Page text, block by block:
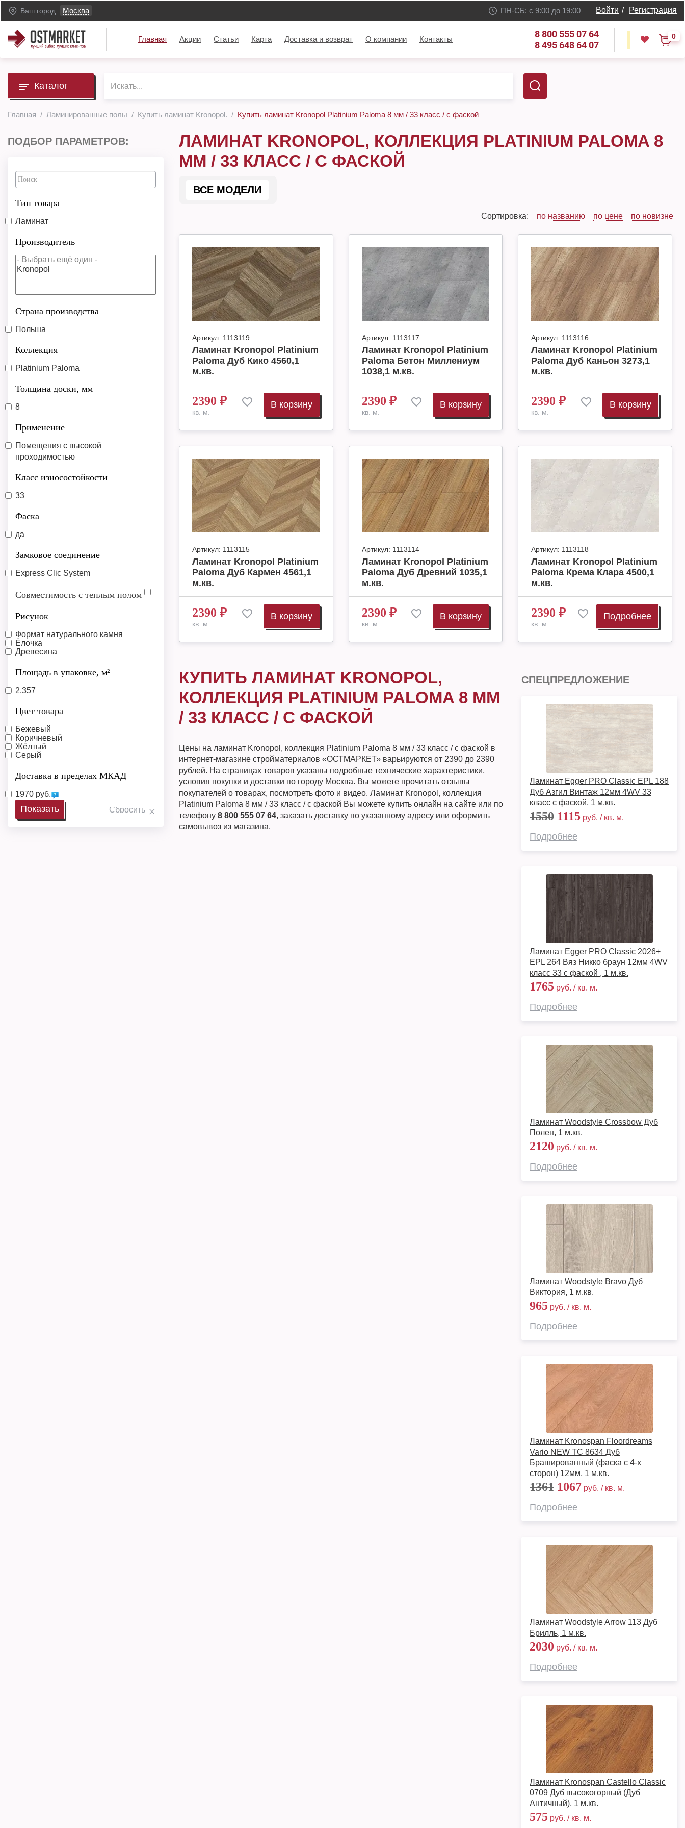
Ваш город: Москва ПН-СБ: с 9:00 до 19:00 Войти / Регистрация
Главная Акции Статьи Карта Доставка и возврат О компании Контакты
8 800 555 07 64
8 495 648 64 07
0
Каталог
Главная Ламинированные полы Купить ламинат Kronopol. Купить ламинат Kronopol Platinium Paloma 8 мм / 33 класс / с фаской
ПОДБОР ПАРАМЕТРОВ:
Тип товара
Ламинат
Производитель
Страна производства
Польша
Коллекция
Platinium Paloma
Толщина доски, мм
8
Применение
Помещения с высокой
проходимостью
Класс износостойкости
33
Фаска
да
Замковое соединение
Express Clic System
Совместимость с теплым полом
Рисунок
Формат натурального камня
Ёлочка
Древесина
Площадь в упаковке, м²
2,357
Цвет товара
Бежевый
Коричневый
Жёлтый
Серый
Доставка в пределах МКАД
1970 руб.
ЛАМИНАТ KRONOPOL, КОЛЛЕКЦИЯ PLATINIUM PALOMA 8
ММ / 33 КЛАСС / С ФАСКОЙ
ВСЕ МОДЕЛИ
Сортировка: по названию по цене по новизне
Артикул: 1113119
Ламинат Kronopol Platinium
Paloma Дуб Кико 4560,1
м.кв.
2390 ₽
кв. м.
В корзину
Артикул: 1113117
Ламинат Kronopol Platinium
Paloma Бетон Миллениум
1038,1 м.кв.
2390 ₽
кв. м.
В корзину
Артикул: 1113116
Ламинат Kronopol Platinium
Paloma Дуб Каньон 3273,1
м.кв.
2390 ₽
кв. м.
В корзину
Артикул: 1113115
Ламинат Kronopol Platinium
Paloma Дуб Кармен 4561,1
м.кв.
2390 ₽
кв. м.
В корзину
Артикул: 1113114
Ламинат Kronopol Platinium
Paloma Дуб Древний 1035,1
м.кв.
2390 ₽
кв. м.
В корзину
Артикул: 1113118
Ламинат Kronopol Platinium
Paloma Крема Клара 4500,1
м.кв.
2390 ₽
кв. м.
Подробнее
КУПИТЬ ЛАМИНАТ KRONOPOL,
КОЛЛЕКЦИЯ PLATINIUM PALOMA 8 ММ
/ 33 КЛАСС / С ФАСКОЙ
Цены на ламинат Kronopol, коллекция Platinium Paloma 8 мм / 33 класс / с фаской в
интернет-магазине стройматериалов «ОСТМАРКЕТ» варьируются от 2390 до 2390
рублей. На страницах товаров указаны подробные технические характеристики,
условия покупки и доставки по городу Москва. Вы можете прочитать отзывы
покупателей о товарах, посмотреть фото и видео. Ламинат Kronopol, коллекция
Platinium Paloma 8 мм / 33 класс / с фаской Вы можете купить онлайн на сайте или по
телефону 8 800 555 07 64, заказать доставку по указанному адресу или оформить
самовывоз из магазина.
СПЕЦПРЕДЛОЖЕНИЕ
Ламинат Egger PRO Classic EPL 188
Дуб Азгил Винтаж 12мм 4WV 33
класс с фаской, 1 м.кв.
1550 1115 руб. / кв. м.
Подробнее
Ламинат Egger PRO Classic 2026+
EPL 264 Вяз Никко браун 12мм 4WV
класс 33 с фаской , 1 м.кв.
1765 руб. / кв. м.
Подробнее
Ламинат Woodstyle Crossbow Дуб
Полен, 1 м.кв.
2120 руб. / кв. м.
Подробнее
Ламинат Woodstyle Bravo Дуб
Виктория, 1 м.кв.
965 руб. / кв. м.
Подробнее
Ламинат Kronospan Floordreams
Vario NEW TC 8634 Дуб
Брашированный (фаска с 4-х
сторон) 12мм, 1 м.кв.
1361 1067 руб. / кв. м.
Подробнее
Ламинат Woodstyle Arrow 113 Дуб
Брилль, 1 м.кв.
2030 руб. / кв. м.
Подробнее
Ламинат Kronospan Castello Classic
0709 Дуб высокогорный (Дуб
Античный), 1 м.кв.
575 руб. / кв. м.